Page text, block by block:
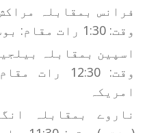
وقت: 1:30 رات مقام: بوسٹن اسٹیڈیم، امریکہ
وقت: 12:30
امریکہ